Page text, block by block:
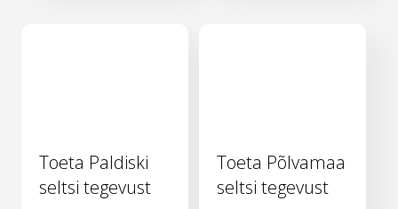
Toeta Paldiski
seltsi tegevust
Toeta Põlvamaa
seltsi tegevust